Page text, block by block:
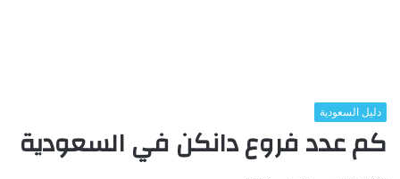
دليل السعودية
كم عدد فروع دانكن في السعودية